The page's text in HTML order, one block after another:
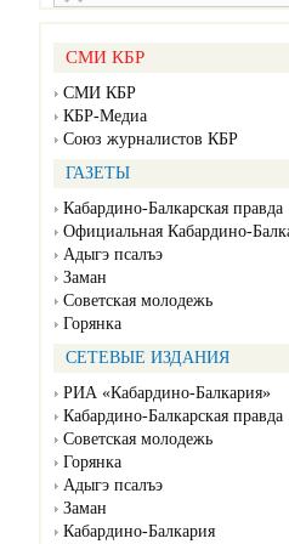
СМИ КБР
СМИ КБР
КБР-Медиа
Союз журналистов КБР
ГАЗЕТЫ
Кабардино-Балкарская правда
Официальная Кабардино-
Адыгэ псалъэ
Заман
Советская молодежь
Горянка
СЕТЕВЫЕ ИЗДАНИЯ
РИА «Кабардино-Балкария»
Кабардино-Балкарская правда
Советская молодежь
Горянка
Адыгэ псалъэ
Заман
Кабардино-Балкария